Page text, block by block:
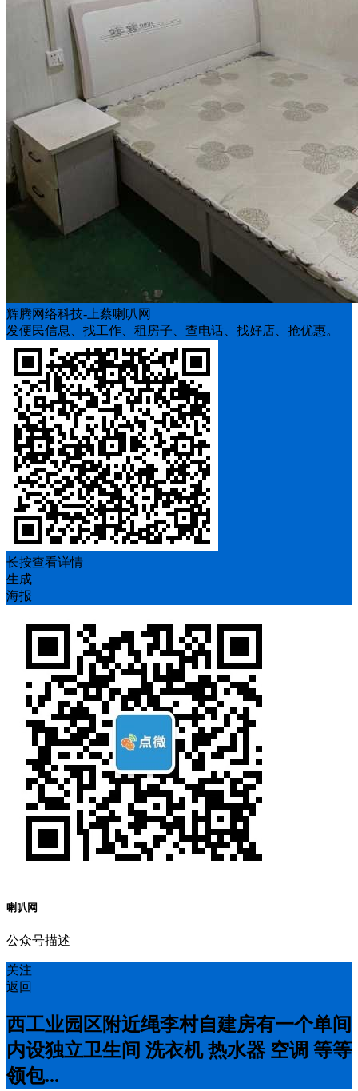
辉腾网络科技-上蔡喇叭网
发便民信息、找工作、租房子、查电话、找好店、抢优惠。
长按查看详情
生成
海报
喇叭网
公众号描述
关注
返回
西工业园区附近绳李村自建房有一个单间
内设独立卫生间 洗衣机 热水器 空调 等等
领包...